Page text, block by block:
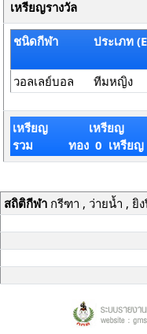
เหรียญรางวัล
ชนิดกีฬา ประเภท
วอลเลย์บอล ทีมหญิง
เหรียญ
รวม
เหรียญ
ทอง 0 เหรียญ
สถิติกีฬากรีฑา , ว่ายน้ำ , ยิ